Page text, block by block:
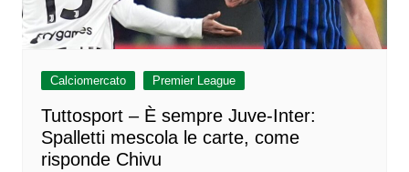
Calciomercato Premier League
Tuttosport – È sempre Juve-Inter:
Spalletti mescola le carte, come
risponde Chivu